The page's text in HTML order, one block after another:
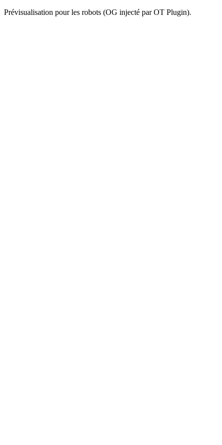
Prévisualisation pour les robots (OG injecté par OT Plugin).